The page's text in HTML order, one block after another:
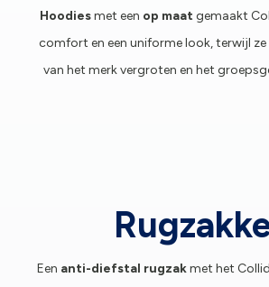
Hoodiesmet een op maatgemaakt
comfort en een uniforme look, terwijl
van het merk vergroten en het
Een anti-diefstal rugzakmet het